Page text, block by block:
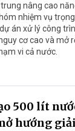
nâng cao
nhiệm vụ
án xử lý công
cơ cao và mở
vi cả nước.
500 lít
hướng